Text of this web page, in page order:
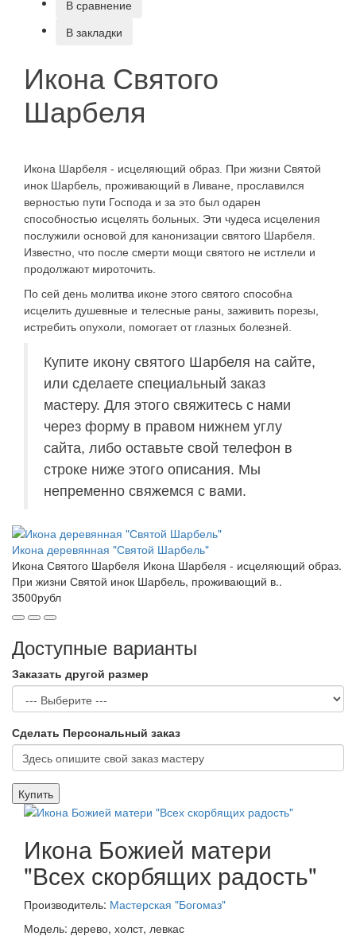
В сравнение
В закладки
Икона Святого
Шарбеля
Икона Шарбеля - исцеляющий образ. При жизни Святой
инок Шарбель, проживающий в Ливане, прославился
верностью пути Господа и за это был одарен
способностью исцелять больных. Эти чудеса исцеления
послужили основой для канонизации святого Шарбеля.
Известно, что после смерти мощи святого не истлели и
продолжают мироточить.
По сей день молитва иконе этого святого способна
исцелить душевные и телесные раны, заживить порезы,
истребить опухоли, помогает от глазных болезней.
Купите икону святого Шарбеля на сайте,
или сделаете специальный заказ
мастеру. Для этого свяжитесь с нами
через форму в правом нижнем углу
сайта, либо оставьте свой телефон в
строке ниже этого описания. Мы
непременно свяжемся с вами.
Икона деревянная "Святой Шарбель"
Икона Святого Шарбеля Икона Шарбеля - исцеляющий образ.
При жизни Святой инок Шарбель, проживающий в..
3500рубл
Доступные варианты
Заказать другой размер
Сделать Персональный заказ
Купить
Икона Божией матери
"Всех скорбящих радость"
Производитель: Мастерская "Богомаз"
Модель: дерево, холст, левкас